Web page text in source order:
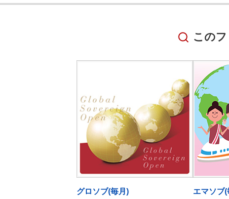
この
グロソブ(毎月) エマソブ(